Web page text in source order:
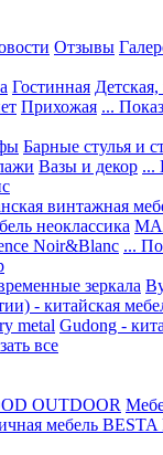
Отзывы
Гостинная
Прихожая ...
Барные стулья и
Вазы и декор ...
винтажная
неоклассика
Noir&Blanc ...
зеркала
- китайская
metal Gudong -
все
OUTDOOR
мебель BESTA